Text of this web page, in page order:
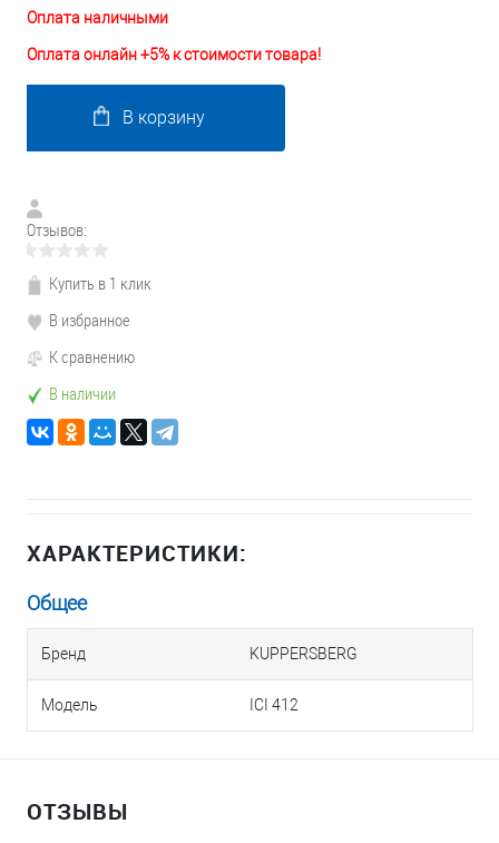
Оплата наличными
Оплата онлайн +5% к стоимости товара!
В корзину
Отзывов:
Купить в 1 клик
В избранное
К сравнению
В наличии
ХАРАКТЕРИСТИКИ:
Общее
Бренд KUPPERSBERG
Модель ICI 412
ОТЗЫВЫ